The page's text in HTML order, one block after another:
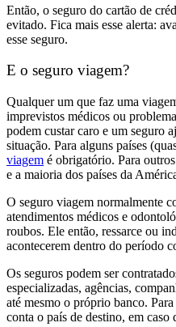
Então, o seguro do cartão de
evitado. Fica mais esse alerta:
esse seguro.
E o seguro viagem?
Qualquer um que faz uma
imprevistos médicos ou
podem custar caro e um seguro
situação. Para alguns países
viagem é obrigatório. Para
e a maioria dos países da
O seguro viagem normalmente
atendimentos médicos e
roubos. Ele então, ressarce ou
acontecerem dentro do período
Os seguros podem ser
especializadas, agências,
até mesmo o próprio banco.
conta o país de destino, em